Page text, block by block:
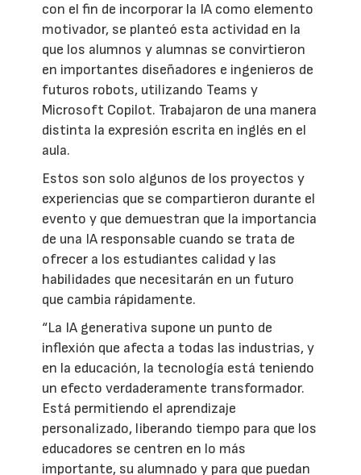
con el fin de incorporar la IA como elemento
motivador, se planteó esta actividad en la
que los alumnos y alumnas se convirtieron
en importantes diseñadores e ingenieros de
futuros robots, utilizando Teams y
Microsoft Copilot. Trabajaron de una manera
distinta la expresión escrita en inglés en el
aula.
Estos son solo algunos de los proyectos y
experiencias que se compartieron durante el
evento y que demuestran que la importancia
de una IA responsable cuando se trata de
ofrecer a los estudiantes calidad y las
habilidades que necesitarán en un futuro
que cambia rápidamente.
“La IA generativa supone un punto de
inflexión que afecta a todas las industrias, y
en la educación, la tecnología está teniendo
un efecto verdaderamente transformador.
Está permitiendo el aprendizaje
personalizado, liberando tiempo para que los
educadores se centren en lo más
importante, su alumnado y para que puedan